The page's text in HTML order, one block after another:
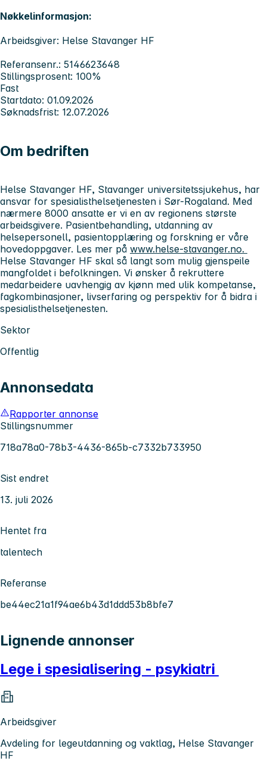
Nøkkelinformasjon:
Arbeidsgiver: Helse Stavanger HF
Referansenr.: 5146623648
Stillingsprosent: 100%
Fast
Startdato: 01.09.2026
Søknadsfrist: 12.07.2026
Om bedriften
Helse Stavanger HF, Stavanger universitetssjukehus, har
ansvar for spesialisthelsetjenesten i Sør-Rogaland. Med
nærmere 8000 ansatte er vi en av regionens største
arbeidsgivere. Pasientbehandling, utdanning av
helsepersonell, pasientopplæring og forskning er våre
hovedoppgaver. Les mer på www.helse-stavanger.no.
Helse Stavanger HF skal så langt som mulig gjenspeile
mangfoldet i befolkningen. Vi ønsker å rekruttere
medarbeidere uavhengig av kjønn med ulik kompetanse,
fagkombinasjoner, livserfaring og perspektiv for å bidra i
spesialisthelsetjenesten.
Sektor
Offentlig
Annonsedata
Rapporter annonse
Stillingsnummer
718a78a0-78b3-4436-865b-c7332b733950
Sist endret
13. juli 2026
Hentet fra
talentech
Referanse
be44ec21a1f94ae6b43d1ddd53b8bfe7
Lignende annonser
Lege i spesialisering - psykiatri
Arbeidsgiver
Avdeling for legeutdanning og vaktlag, Helse Stavanger
HF